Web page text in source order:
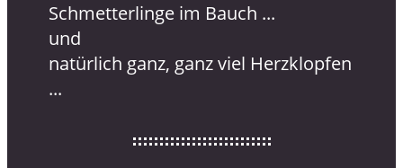
Schmetterlinge im Bauch ...
und
natürlich ganz, ganz viel Herzklopfen
...